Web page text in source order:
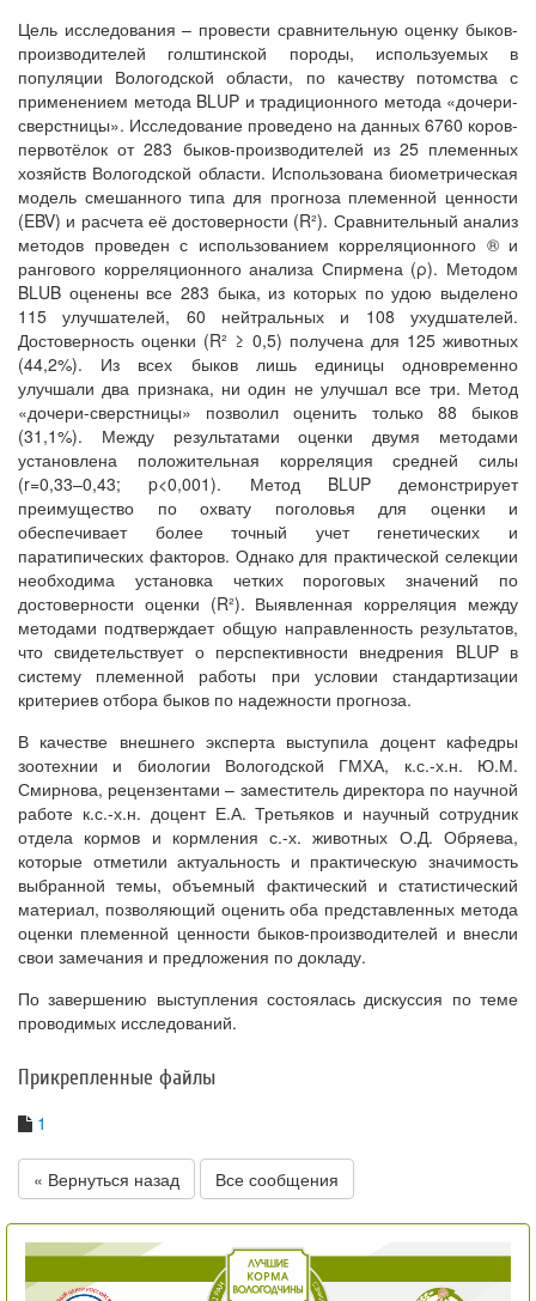
Цель исследования – провести сравнительную оценку быков-
производителей голштинской породы, используемых в
популяции Вологодской области, по качеству потомства с
применением метода BLUP и традиционного метода «дочери-
сверстницы». Исследование проведено на данных 6760 коров-
первотёлок от 283 быков-производителей из 25 племенных
хозяйств Вологодской области. Использована биометрическая
модель смешанного типа для прогноза племенной ценности
(EBV) и расчета её достоверности (R²). Сравнительный анализ
методов проведен с использованием корреляционного ® и
рангового корреляционного анализа Спирмена (ρ). Методом
BLUB оценены все 283 быка, из которых по удою выделено
115 улучшателей, 60 нейтральных и 108 ухудшателей.
Достоверность оценки (R² ≥ 0,5) получена для 125 животных
(44,2%). Из всех быков лишь единицы одновременно
улучшали два признака, ни один не улучшал все три. Метод
«дочери-сверстницы» позволил оценить только 88 быков
(31,1%). Между результатами оценки двумя методами
установлена положительная корреляция средней силы
(r=0,33–0,43; p<0,001). Метод BLUP демонстрирует
преимущество по охвату поголовья для оценки и
обеспечивает более точный учет генетических и
паратипических факторов. Однако для практической селекции
необходима установка четких пороговых значений по
достоверности оценки (R²). Выявленная корреляция между
методами подтверждает общую направленность результатов,
что свидетельствует о перспективности внедрения BLUP в
систему племенной работы при условии стандартизации
критериев отбора быков по надежности прогноза.
В качестве внешнего эксперта выступила доцент кафедры
зоотехнии и биологии Вологодской ГМХА, к.с.-х.н. Ю.М.
Смирнова, рецензентами – заместитель директора по научной
работе к.с.-х.н. доцент Е.А. Третьяков и научный сотрудник
отдела кормов и кормления с.-х. животных О.Д. Обряева,
которые отметили актуальность и практическую значимость
выбранной темы, объемный фактический и статистический
материал, позволяющий оценить оба представленных метода
оценки племенной ценности быков-производителей и внесли
свои замечания и предложения по докладу.
По завершению выступления состоялась дискуссия по теме
проводимых исследований.
Прикрепленные файлы
1
« Вернуться назад Все сообщения